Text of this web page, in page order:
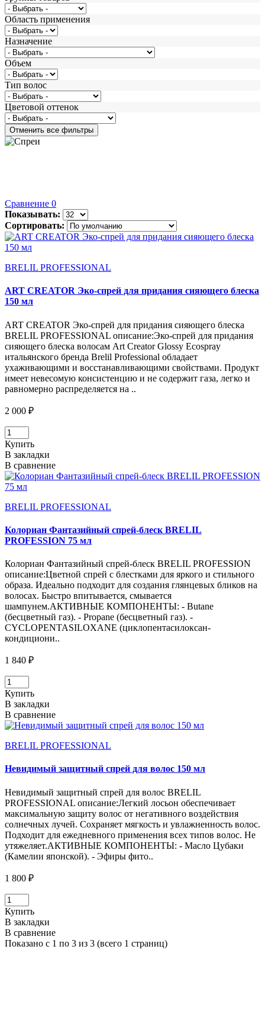
Область применения
Назначение
Объем
Тип волос
Цветовой оттенок
Сравнение 0
Показывать:
Сортировать:
BRELIL PROFESSIONAL
ART CREATOR Эко-спрей для придания сияющего блеска
150 мл
ART CREATOR Эко-спрей для придания сияющего блеска
BRELIL PROFESSIONAL описание:Эко-спрей для придания
сияющего блеска волосам Art Creator Glossy Ecospray
итальянского бренда Brelil Professional обладает
ухаживающими и восстанавливающими свойствами. Продукт
имеет невесомую консистенцию и не содержит газа, легко и
равномерно распределяется на ..
2 000 ₽
Купить
В закладки
В сравнение
BRELIL PROFESSIONAL
Колориан Фантазийный спрей-блеск BRELIL
PROFESSION 75 мл
Колориан Фантазийный спрей-блеск BRELIL PROFESSION
описание:Цветной спрей с блестками для яркого и стильного
образа. Идеально подходит для создания глянцевых бликов на
волосах. Быстро впитывается, смывается
шампунем.АКТИВНЫЕ КОМПОНЕНТЫ: - Butane
(бесцветный газ). - Рropane (бесцветный газ). -
CYCLOPENTASILOXANE (циклопентасилоксан-
кондициони..
1 840 ₽
Купить
В закладки
В сравнение
BRELIL PROFESSIONAL
Невидимый защитный спрей для волос 150 мл
Невидимый защитный спрей для волос BRELIL
PROFESSIONAL описание:Легкий лосьон обеспечивает
максимальную защиту волос от негативного воздействия
солнечных лучей. Сохраняет мягкость и увлажненность волос.
Подходит для ежедневного применения всех типов волос. Не
утяжеляет.АКТИВНЫЕ КОМПОНЕНТЫ: - Масло Цубаки
(Камелии японской). - Эфиры фито..
1 800 ₽
Купить
В закладки
В сравнение
Показано с 1 по 3 из 3 (всего 1 страниц)